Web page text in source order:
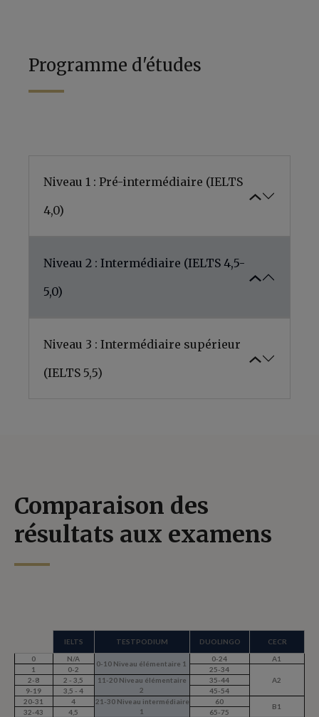
Programme d'études
Niveau 1 : Pré-intermédiaire (IELTS
4,0)
Niveau 2 : Intermédiaire (IELTS 4,5-
5,0)
Niveau 3 : Intermédiaire supérieur
(IELTS 5,5)
Comparaison des
résultats aux examens
IELTS TESTPODIUM DUOLINGO
CECR
0
N/A
0-10 Niveau élémentaire 1
0-24
A1
1
0-2
25-34
A2
2-8 2 - 3,5
11-20 Niveau élémentaire
2
35-44
9-19
3,5 - 4
45-54
20-31
4
21-30 Niveau intermédiaire
1
60
B1
32-43 4,5
65-75